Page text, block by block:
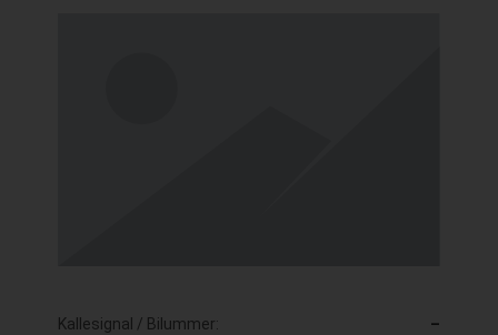
Kallesignal / Bilummer:
–